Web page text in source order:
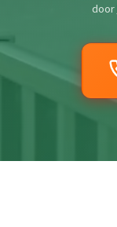
door